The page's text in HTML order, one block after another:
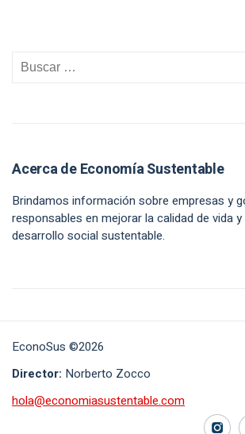
Acerca de Economía Sustentable
Brindamos información sobre empresas y
responsables en mejorar la calidad de vida
desarrollo social sustentable.
EconoSus ©2026
Director: Norberto Zocco
hola@economiasustentable.com